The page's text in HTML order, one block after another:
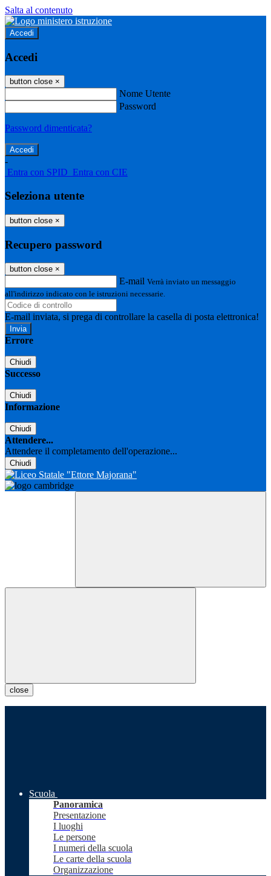
Salta al contenuto
Accedi
Accedi
button close ×
Nome Utente
Password
Password dimenticata?
-
Entra con SPID Entra con CIE
Seleziona utente
button close ×
Recupero password
button close ×
E-mail Verrà inviato un messaggio
all'indirizzo indicato con le istruzioni necessarie.
E-mail inviata, si prega di controllare la casella di posta elettronica!
Errore
Chiudi
Successo
Chiudi
Informazione
Chiudi
Attendere...
Attendere il completamento dell'operazione...
Chiudi
close
Scuola
Panoramica
Presentazione
I luoghi
Le persone
I numeri della scuola
Le carte della scuola
Organizzazione